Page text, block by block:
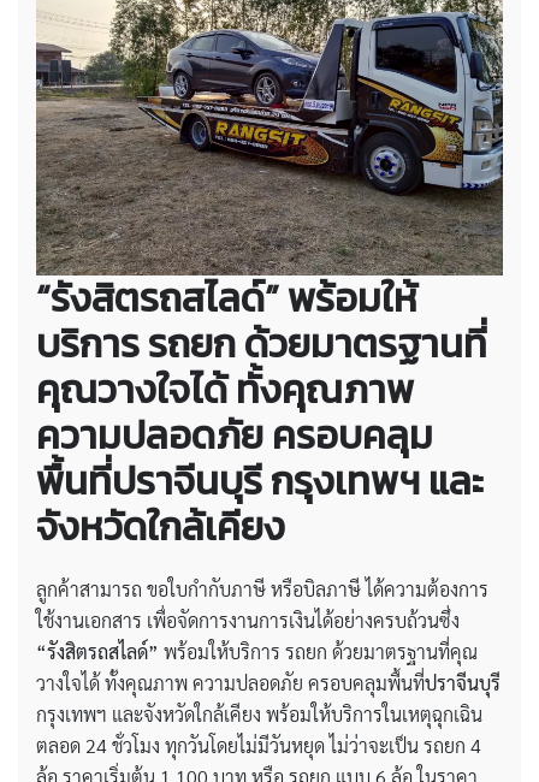
“รังสิตรถสไลด์” พร้อมให้
บริการ รถยก ด้วยมาตรฐานที่
คุณวางใจได้ ทั้งคุณภาพ
ความปลอดภัย ครอบคลุม
พื้นที่ปราจีนบุรี กรุงเทพฯ และ
จังหวัดใกล้เคียง
ลูกค้าสามารถ ขอใบกำกับภาษี หรือบิลภาษี ได้ความต้องการ
ใช้งานเอกสาร เพื่อจัดการงานการเงินได้อย่างครบถ้วนซึ่ง
“รังสิตรถสไลด์” พร้อมให้บริการ รถยก ด้วยมาตรฐานที่คุณ
วางใจได้ ทั้งคุณภาพ ความปลอดภัย ครอบคลุมพื้นที่ปราจีนบุรี
กรุงเทพฯ และจังหวัดใกล้เคียง พร้อมให้บริการในเหตุฉุกเฉิน
ตลอด 24 ชั่วโมง ทุกวันโดยไม่มีวันหยุด ไม่ว่าจะเป็น รถยก 4
ล้อ ราคาเริ่มต้น 1,100 บาท หรือ รถยก แบบ 6 ล้อ ในราคา